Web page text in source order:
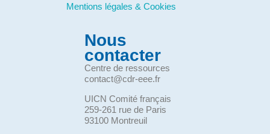
Mentions légales & Cookies
Nous
contacter
Centre de ressources
contact@cdr-eee.fr
UICN Comité français
259-261 rue de Paris
93100 Montreuil